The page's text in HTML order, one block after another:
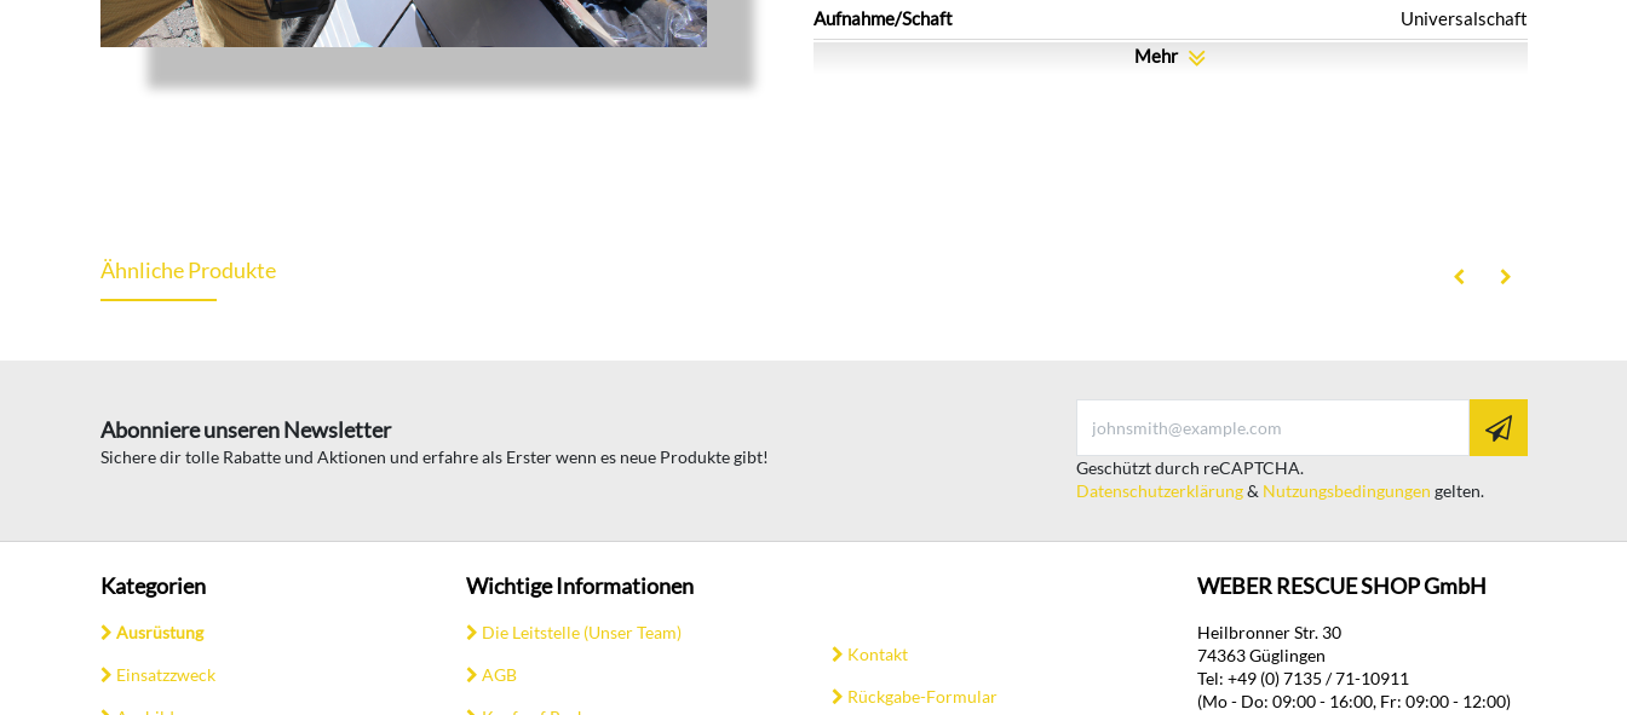
Aufnahme/Schaft
Universalschaft
Mehr
Ähnliche Produkte
Abonniere unseren Newsletter
Sichere dir tolle Rabatte und Aktionen und erfahre als Erster wenn es neue Produkte gibt!
Geschützt durch reCAPTCHA.
Datenschutzerklärung& Nutzungsbedingungen gelten.
Kategorien
Ausrüstung
Einsatzzweck
Wichtige Informationen
Die Leitstelle (Unser Team)
AGB
Kontakt
Rückgabe-Formular
WEBER RESCUE SHOP GmbH
Heilbronner Str. 30
74363 Güglingen
Tel: +49 (0) 7135 / 71-10911
(Mo - Do: 09:00 - 16:00, Fr: 09:00 - 12:00)